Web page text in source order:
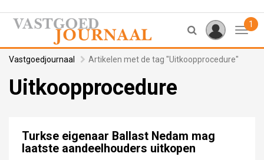
1
Vastgoedjournaal Artikelen met de tag "Uitkoopprocedure"
Uitkoopprocedure
Turkse eigenaar Ballast Nedam mag
laatste aandeelhouders uitkopen